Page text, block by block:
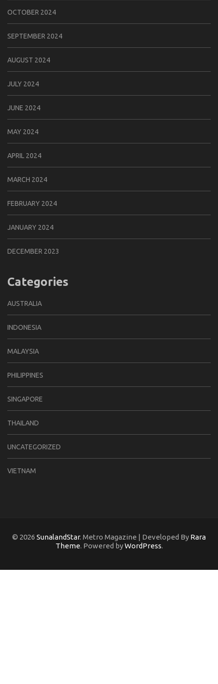
OCTOBER 2024
SEPTEMBER 2024
AUGUST 2024
JULY 2024
JUNE 2024
MAY 2024
APRIL 2024
MARCH 2024
FEBRUARY 2024
JANUARY 2024
DECEMBER 2023
Categories
AUSTRALIA
INDONESIA
MALAYSIA
PHILIPPINES
SINGAPORE
THAILAND
UNCATEGORIZED
VIETNAM
© 2026 SunalandStar. Metro Magazine | Developed By Rara
Theme. Powered byWordPress.